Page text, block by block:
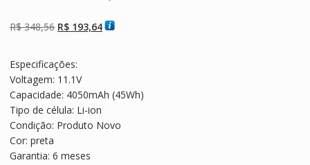
baseado em
avaliações de
R$348,56 O
era:
R$ 348,56.
R$193,64O
Especificações:
Voltagem: 11.1V
Capacidade: 4050mAh (45Wh)
Tipo de célula: Li-ion
Condição: Produto Novo
Cor: preta
Garantia: 6 meses